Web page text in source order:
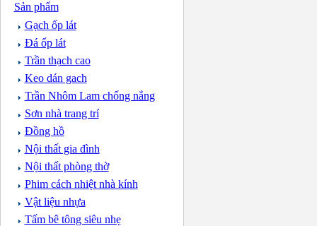
Sản phẩm
Gạch ốp lát
Đá ốp lát
Trần thạch cao
Keo dán gach
Trần Nhôm Lam chống nắng
Sơn nhà trang trí
Đồng hồ
Nội thất gia đình
Nội thất phòng thờ
Phim cách nhiệt nhà kính
Vật liệu nhựa
Tấm bê tông siêu nhẹ